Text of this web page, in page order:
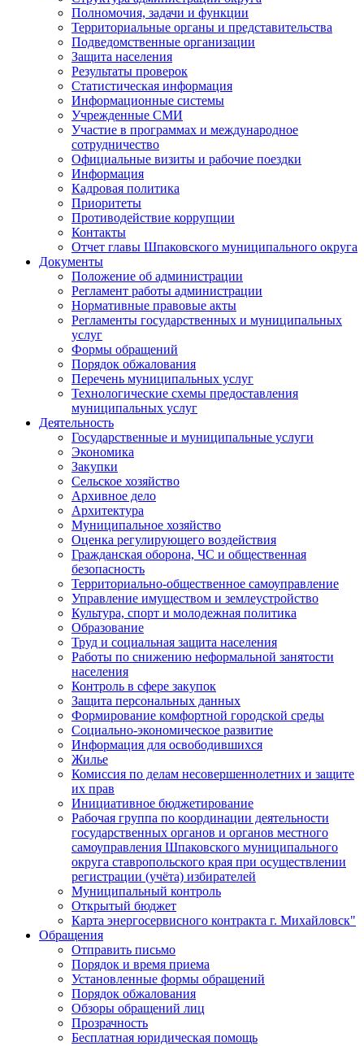
Полномочия, задачи и функции
Территориальные органы и представительства
Подведомственные организации
Защита населения
Результаты проверок
Статистическая информация
Информационные системы
Учрежденные СМИ
Участие в программах и международное
сотрудничество
Официальные визиты и рабочие поездки
Информация
Кадровая политика
Приоритеты
Противодействие коррупции
Контакты
Отчет главы Шпаковского муниципального округа
Документы
Положение об администрации
Регламент работы администрации
Нормативные правовые акты
Регламенты государственных и муниципальных
услуг
Формы обращений
Порядок обжалования
Перечень муниципальных услуг
Технологические схемы предоставления
муниципальных услуг
Деятельность
Государственные и муниципальные услуги
Экономика
Закупки
Сельское хозяйство
Архивное дело
Архитектура
Муниципальное хозяйство
Оценка регулирующего воздействия
Гражданская оборона, ЧС и общественная
безопасность
Территориально-общественное самоуправление
Управление имуществом и землеустройство
Культура, спорт и молодежная политика
Образование
Труд и социальная защита населения
Работы по снижению неформальной занятости
населения
Контроль в сфере закупок
Защита персональных данных
Формирование комфортной городской среды
Социально-экономическое развитие
Информация для освободившихся
Жилье
Комиссия по делам несовершеннолетних и защите
их прав
Инициативное бюджетирование
Рабочая группа по координации деятельности
государственных органов и органов местного
самоуправления Шпаковского муниципального
округа ставропольского края при осуществлении
регистрации (учёта) избирателей
Муниципальный контроль
Открытый бюджет
Карта энергосервисного контракта г. Михайловск"
Обращения
Отправить письмо
Порядок и время приема
Установленные формы обращений
Порядок обжалования
Обзоры обращений лиц
Прозрачность
Бесплатная юридическая помощь